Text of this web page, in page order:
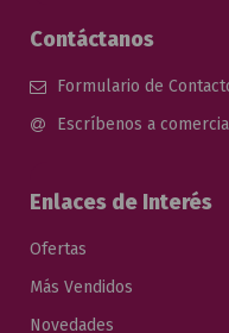
Contáctanos
Formulario de
Escríbenos a
Enlaces de Interés
Ofertas
Más Vendidos
Novedades